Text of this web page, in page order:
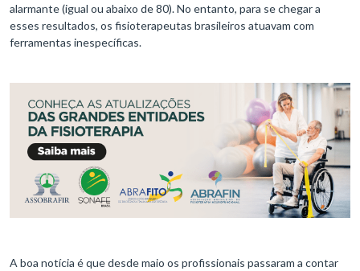
alarmante (igual ou abaixo de 80). No entanto, para se chegar a
esses resultados, os fisioterapeutas brasileiros atuavam com
ferramentas inespecíficas.
A boa notícia é que desde maio os profissionais passaram a contar